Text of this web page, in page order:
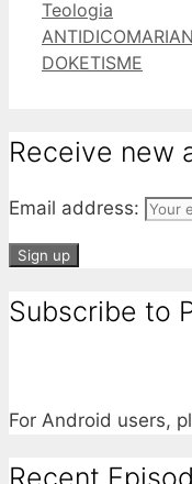
Tumblr
Categories
Teologia
DOKETISME
Receive new
Email address:
Subscribe to
For Android users,
Recent